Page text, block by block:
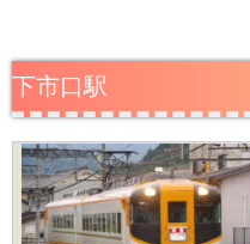
下市口駅